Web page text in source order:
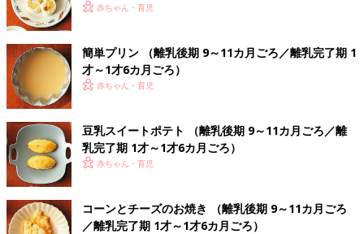
赤ちゃん・育児
簡単プリン （離乳後期 9～11カ月ごろ／離乳完了期 1
才～1才6カ月ごろ）
赤ちゃん・育児
豆乳スイートポテト （離乳後期 9～11カ月ごろ／離
乳完了期 1才～1才6カ月ごろ）
赤ちゃん・育児
コーンとチーズのお焼き （離乳後期 9～11カ月ごろ
／離乳完了期 1才～1才6カ月ごろ）